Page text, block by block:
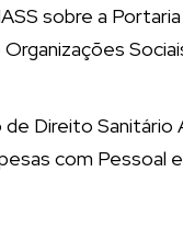
Direito Sanitário
com Pessoal